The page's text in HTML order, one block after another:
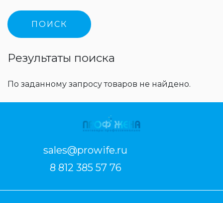
Результаты поиска
По заданному запросу товаров не найдено.
sales@prowife.ru
8 812 385 57 76